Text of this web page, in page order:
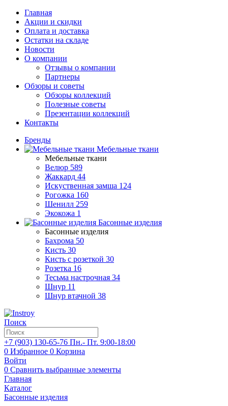
Главная
Акции и скидки
Оплата и доставка
Остатки на складе
Новости
О компании
Отзывы о компании
Партнеры
Обзоры и советы
Обзоры коллекций
Полезные советы
Презентации коллекций
Контакты
Бренды
Мебельные ткани
Мебельные ткани
Велюр 589
Жаккард 44
Искуственная замша 124
Рогожка 160
Шенилл 259
Экокожа 1
Басонные изделия
Басонные изделия
Бахрома 50
Кисть 30
Кисть с розеткой 30
Розетка 16
Тесьма настрочная 34
Шнур 11
Шнур втачной 38
Поиск
+7 (903) 130-65-76 Пн.- Пт. 9:00-18:00
0 Избранное 0 Корзина
Войти
0 Сравнить выбранные элементы
Главная
Каталог
Басонные изделия